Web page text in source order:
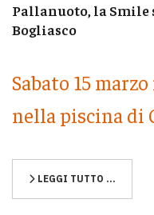
Pallanuoto, la
Bogliasco
Sabato 15
nella piscina di
LEGGI TUTTO …